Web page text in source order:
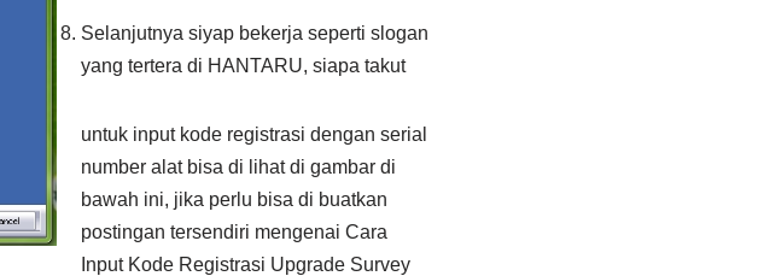
Selanjutnya siyap bekerja seperti slogan
yang tertera di HANTARU, siapa takut
untuk input kode registrasi dengan serial
number alat bisa di lihat di gambar di
bawah ini, jika perlu bisa di buatkan
postingan tersendiri mengenai Cara
Input Kode Registrasi Upgrade Survey